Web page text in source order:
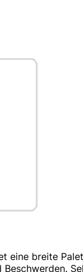
eine breite